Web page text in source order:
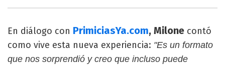
En diálogo con PrimiciasYa.com, Milone contó
como vive esta nueva experiencia: "Es un formato
que nos sorprendió y creo que incluso puede